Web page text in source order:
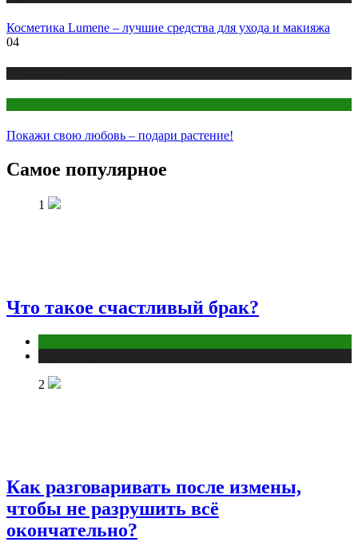
Косметика Lumene – лучшие средства для ухода и макияжа
04
Покажи свою любовь – подари растение!
Самое популярное
1
Что такое счастливый брак?
2
Как разговаривать после измены,
чтобы не разрушить всё
окончательно?